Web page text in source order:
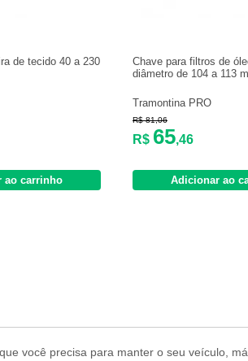
de tecido 40 a 230
ao carrinho
Chave para filtros de
diâmetro de 104 a 113
Tramontina PRO
R$ 81,06
R$ 65,46
Adicionar ao
você precisa para manter o seu veículo,